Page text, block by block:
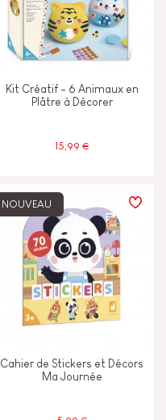
Kit Créatif - 6 Animaux en
Plâtre à Décorer
15,99 €
NOUVEAU
Cahier de Stickers et Décors
Ma Journée